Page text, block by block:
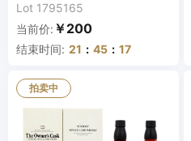
Lot 1795165
当前价: ￥200
结束时间: 21 : 45 : 16
拍卖中